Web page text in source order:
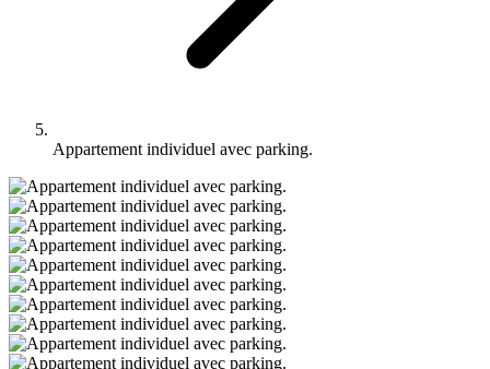
Appartement individuel avec parking.